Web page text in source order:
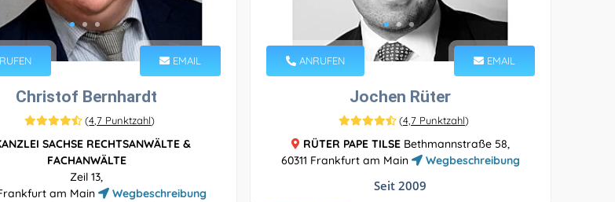
EMAIL
Christof Bernhardt
(4,7 Punktzahl)
SACHSE RECHTSANWÄLTE &
FACHANWÄLTE
Zeil 13,
am Main
Wegbeschreibung
ANRUFEN EMAIL
Jochen Rüter
(4,7 Punktzahl)
RÜTER PAPE TILSEBethmannstraße 58,
60311 Frankfurt am Main
Wegbeschreibung
Seit 2009